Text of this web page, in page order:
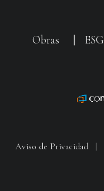
Obras ESG
Aviso de Privacidad|